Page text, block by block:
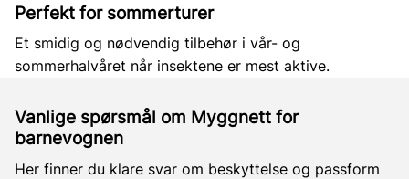
Perfekt for sommer­turer
Et smidig og nødvendig tilbehør i vår- og
sommerhalvåret når insektene er mest aktive.
Vanlige spørsmål om Myggnett for
barnevognen
Her finner du klare svar om beskyttelse og passform